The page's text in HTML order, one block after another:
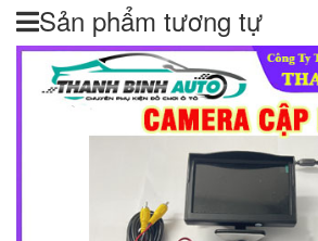
Sản phẩm tương tự